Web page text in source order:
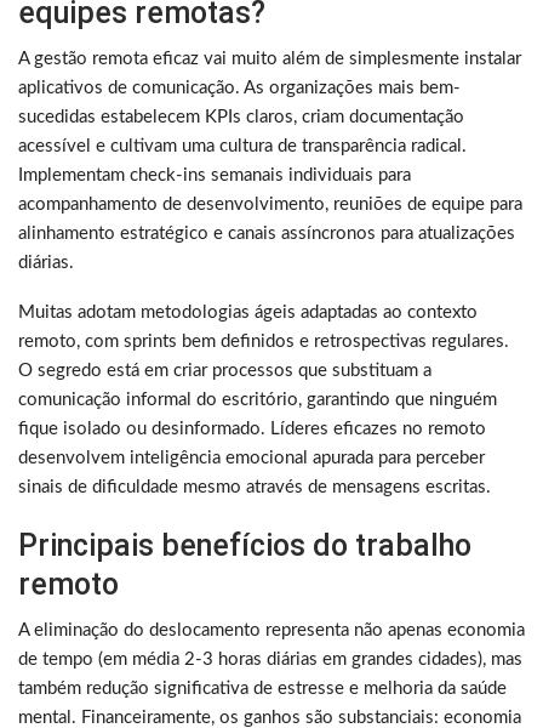
equipes remotas?
A gestão remota eficaz vai muito além de simplesmente instalar
aplicativos de comunicação. As organizações mais bem-
sucedidas estabelecem KPIs claros, criam documentação
acessível e cultivam uma cultura de transparência radical.
Implementam check-ins semanais individuais para
acompanhamento de desenvolvimento, reuniões de equipe para
alinhamento estratégico e canais assíncronos para atualizações
diárias.
Muitas adotam metodologias ágeis adaptadas ao contexto
remoto, com sprints bem definidos e retrospectivas regulares.
O segredo está em criar processos que substituam a
comunicação informal do escritório, garantindo que ninguém
fique isolado ou desinformado. Líderes eficazes no remoto
desenvolvem inteligência emocional apurada para perceber
sinais de dificuldade mesmo através de mensagens escritas.
Principais benefícios do trabalho
remoto
A eliminação do deslocamento representa não apenas economia
de tempo (em média 2-3 horas diárias em grandes cidades), mas
também redução significativa de estresse e melhoria da saúde
mental. Financeiramente, os ganhos são substanciais: economia